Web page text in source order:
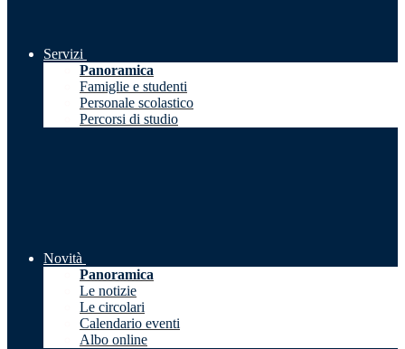
Servizi
Panoramica
Famiglie e studenti
Personale scolastico
Percorsi di studio
Novità
Panoramica
Le notizie
Le circolari
Calendario eventi
Albo online